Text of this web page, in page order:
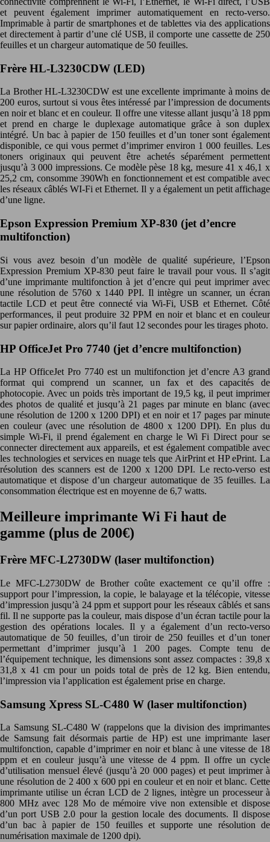
et peuvent également imprimer automatiquement en recto-verso.
Imprimable à partir de smartphones et de tablettes via des applications
et directement à partir d’une clé USB, il comporte une cassette de 250
feuilles et un chargeur automatique de 50 feuilles.
Frère HL-L3230CDW (LED)
La Brother HL-L3230CDW est une excellente imprimante à moins de
200 euros, surtout si vous êtes intéressé par l’impression de documents
en noir et blanc et en couleur. Il offre une vitesse allant jusqu’à 18 ppm
et prend en charge le duplexage automatique grâce à son duplex
intégré. Un bac à papier de 150 feuilles et d’un toner sont également
disponible, ce qui vous permet d’imprimer environ 1 000 feuilles. Les
toners originaux qui peuvent être achetés séparément permettent
jusqu’à 3 000 impressions. Ce modèle pèse 18 kg, mesure 41 x 46,1 x
25,2 cm, consomme 390Wh en fonctionnement et est compatible avec
les réseaux câblés WI-Fi et Ethernet. Il y a également un petit affichage
d’une ligne.
Epson Expression Premium XP-830 (jet d’encre
multifonction)
Si vous avez besoin d’un modèle de qualité supérieure, l’Epson
Expression Premium XP-830 peut faire le travail pour vous. Il s’agit
d’une imprimante multifonction à jet d’encre qui peut imprimer avec
une résolution de 5760 x 1440 PPI. Il intègre un scanner, un écran
tactile LCD et peut être connecté via Wi-Fi, USB et Ethernet. Côté
performances, il peut produire 32 PPM en noir et blanc et en couleur
sur papier ordinaire, alors qu’il faut 12 secondes pour les tirages photo.
HP OfficeJet Pro 7740 (jet d’encre multifonction)
La HP OfficeJet Pro 7740 est un multifonction jet d’encre A3 grand
format qui comprend un scanner, un fax et des capacités de
photocopie. Avec un poids très important de 19,5 kg, il peut imprimer
des photos de qualité et jusqu’à 21 pages par minute en blanc (avec
une résolution de 1200 x 1200 DPI) et en noir et 17 pages par minute
en couleur (avec une résolution de 4800 x 1200 DPI). En plus du
simple Wi-Fi, il prend également en charge le Wi Fi Direct pour se
connecter directement aux appareils, et est également compatible avec
les technologies et services en nuage tels que AirPrint et HP ePrint. La
résolution des scanners est de 1200 x 1200 DPI. Le recto-verso est
automatique et dispose d’un chargeur automatique de 35 feuilles. La
consommation électrique est en moyenne de 6,7 watts.
Meilleure imprimante Wi Fi haut de
gamme (plus de 200€)
Frère MFC-L2730DW (laser multifonction)
Le MFC-L2730DW de Brother coûte exactement ce qu’il offre :
support pour l’impression, la copie, le balayage et la télécopie, vitesse
d’impression jusqu’à 24 ppm et support pour les réseaux câblés et sans
fil. Il ne supporte pas la couleur, mais dispose d’un écran tactile pour la
gestion des opérations locales. Il y a également d’un recto-verso
automatique de 50 feuilles, d’un tiroir de 250 feuilles et d’un toner
permettant d’imprimer jusqu’à 1 200 pages. Compte tenu de
l’équipement technique, les dimensions sont assez compactes : 39,8 x
31,8 x 41 cm pour un poids total de près de 12 kg. Bien entendu,
l’impression via l’application est également prise en charge.
Samsung Xpress SL-C480 W (laser multifonction)
La Samsung SL-C480 W (rappelons que la division des imprimantes
de Samsung fait désormais partie de HP) est une imprimante laser
multifonction, capable d’imprimer en noir et blanc à une vitesse de 18
ppm et en couleur jusqu’à une vitesse de 4 ppm. Il offre un cycle
d’utilisation mensuel élevé (jusqu’à 20 000 pages) et peut imprimer à
une résolution de 2 400 x 600 ppi en couleur et en noir et blanc. Cette
imprimante utilise un écran LCD de 2 lignes, intègre un processeur à
800 MHz avec 128 Mo de mémoire vive non extensible et dispose
d’un port USB 2.0 pour la gestion locale des documents. Il dispose
d’un bac à papier de 150 feuilles et supporte une résolution de
numérisation maximale de 1200 dpi).